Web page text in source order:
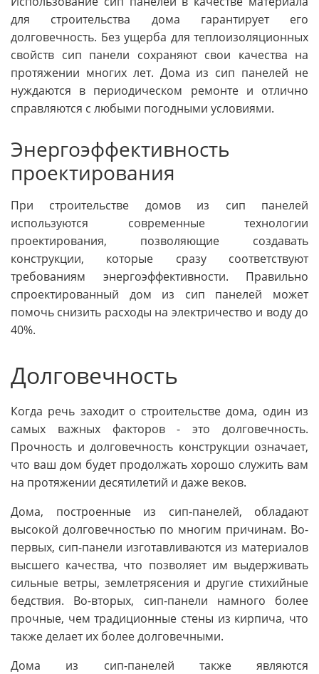
для строительства дома гарантирует его
долговечность. Без ущерба для теплоизоляционных
свойств сип панели сохраняют свои качества на
протяжении многих лет. Дома из сип панелей не
нуждаются в периодическом ремонте и отлично
справляются с любыми погодными условиями.
Энергоэффективность
проектирования
При строительстве домов из сип панелей
используются современные технологии
проектирования, позволяющие создавать
конструкции, которые сразу соответствуют
требованиям энергоэффективности. Правильно
спроектированный дом из сип панелей может
помочь снизить расходы на электричество и воду до
40%.
Долговечность
Когда речь заходит о строительстве дома, один из
самых важных факторов - это долговечность.
Прочность и долговечность конструкции означает,
что ваш дом будет продолжать хорошо служить вам
на протяжении десятилетий и даже веков.
Дома, построенные из сип-панелей, обладают
высокой долговечностью по многим причинам. Во-
первых, сип-панели изготавливаются из материалов
высшего качества, что позволяет им выдерживать
сильные ветры, землетрясения и другие стихийные
бедствия. Во-вторых, сип-панели намного более
прочные, чем традиционные стены из кирпича, что
также делает их более долговечными.
Дома из сип-панелей также являются